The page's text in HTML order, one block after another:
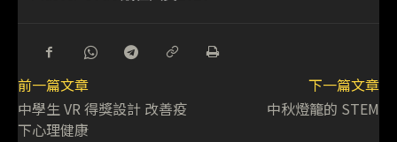
前一篇文章
中學生 VR 得獎設計 改善疫
下心理健康
下一篇文章
中秋燈籠的 STEM